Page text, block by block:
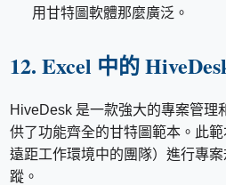
用甘特圖軟體那麼廣泛。
12. Excel 中的
HiveDesk 是一款強大的專案管理
供了功能齊全的甘特圖範本。此
遠距工作環境中的團隊）進行專
蹤。